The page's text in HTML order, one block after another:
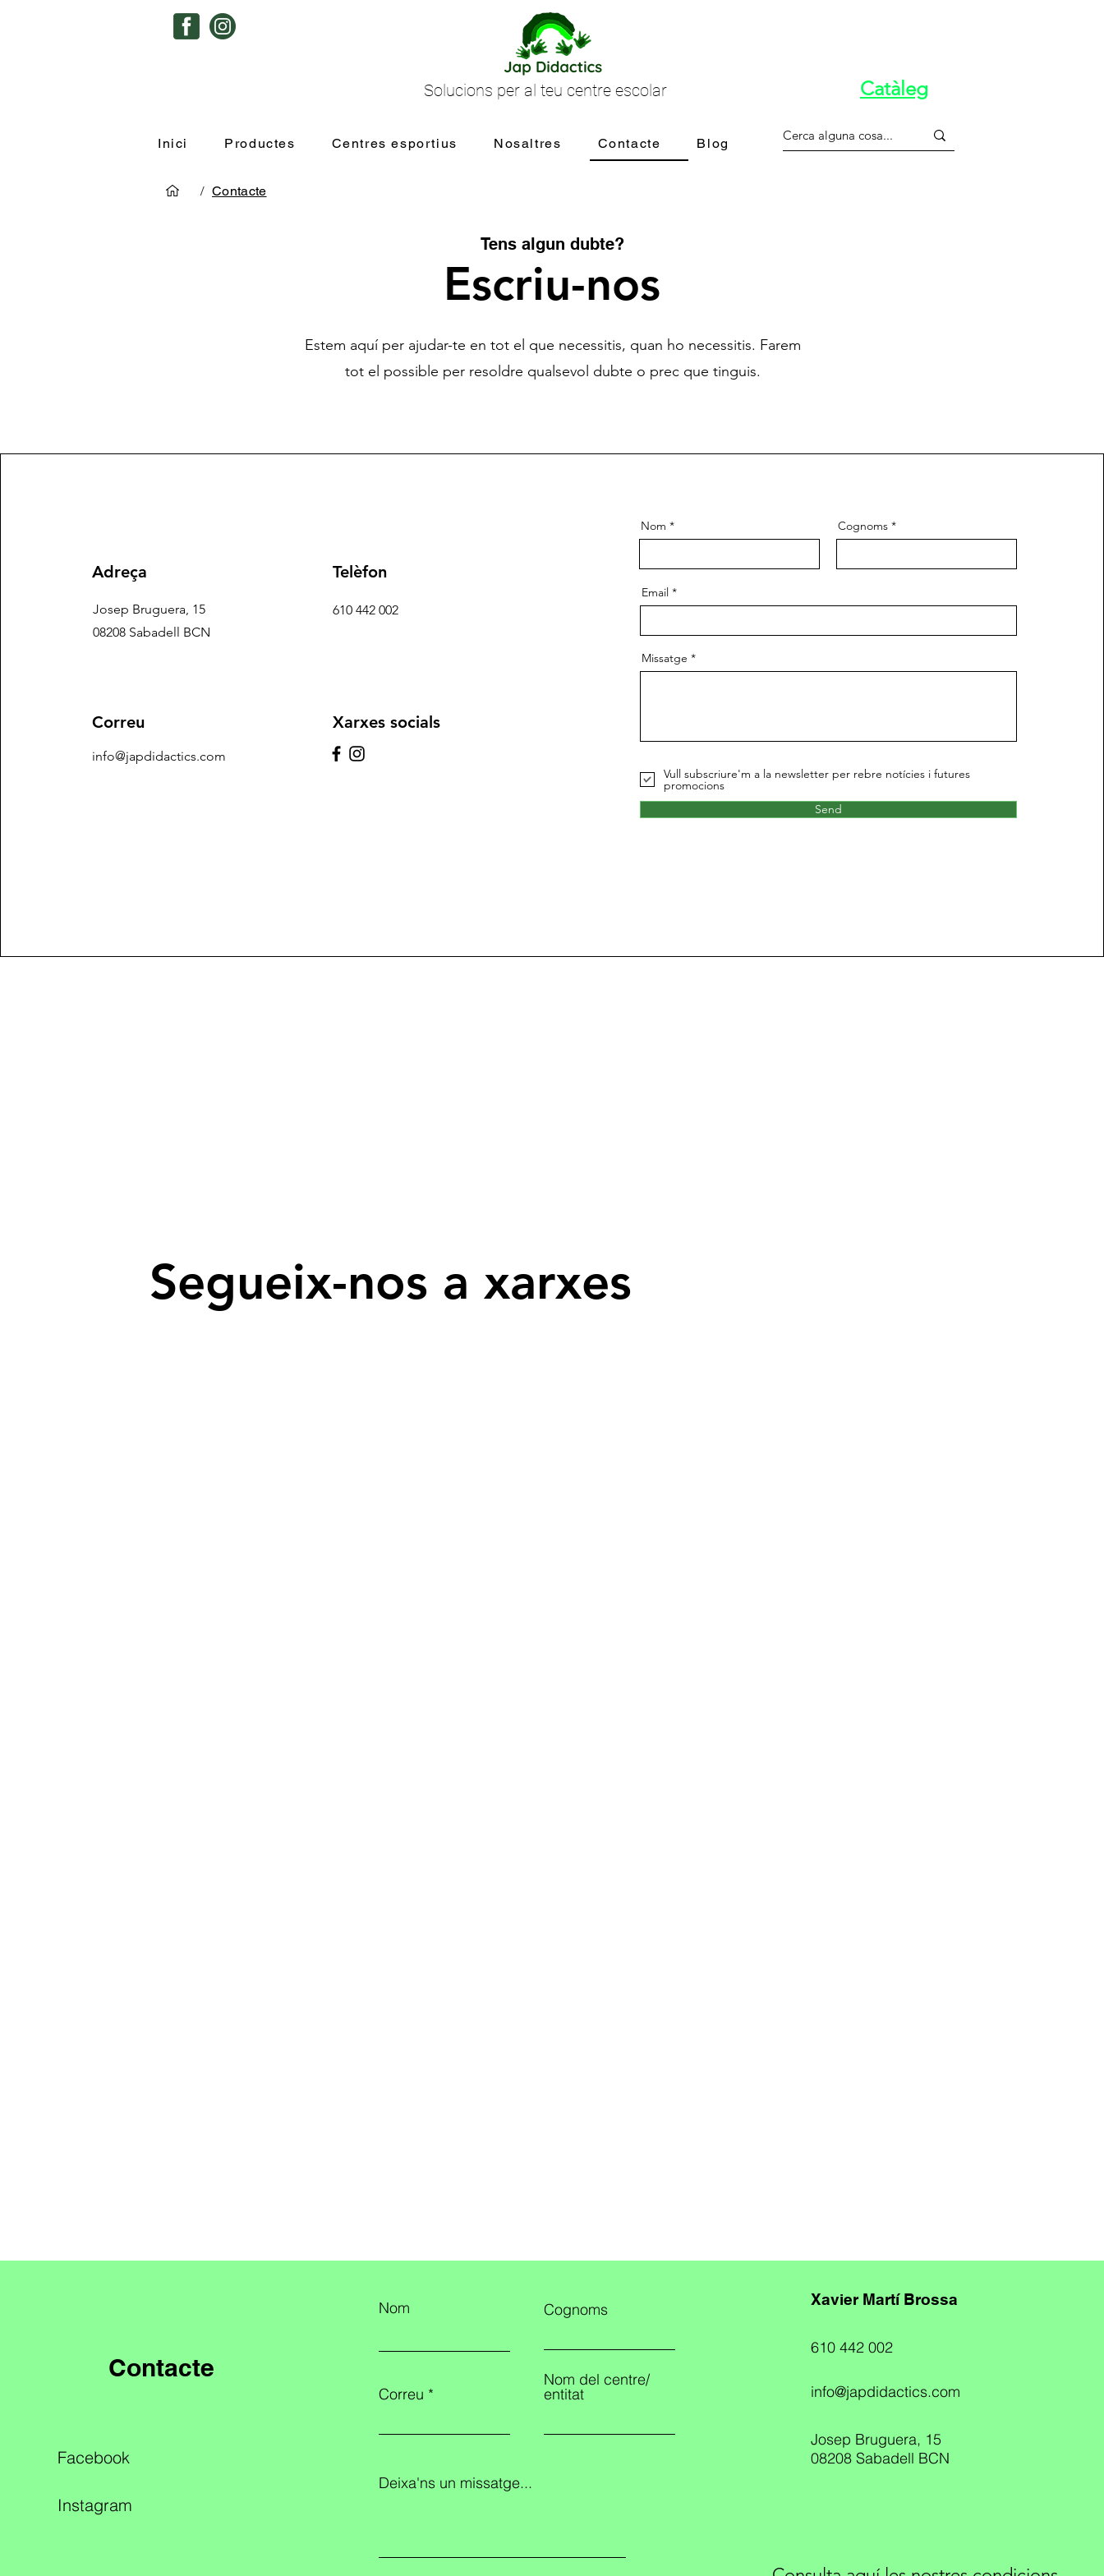
Solucions per al teu centre escolar
Inici Productes Centres esportius Nosaltres Contacte Blog
Catàleg
/ Contacte
Tens algun dubte?
Escriu-nos
Estem aquí per ajudar-te en tot el que necessitis, quan ho necessitis. Farem
tot el possible per resoldre qualsevol dubte o prec que tinguis.
Adreça
Josep Bruguera, 15
08208 Sabadell BCN
Correu
info@japdidactics.com
Telèfon
610 442 002
Xarxes socials
Nom Cognoms
Email
Missatge
Vull subscriure'm a la newsletter per rebre notícies i futures
promocions
Send
Segueix-nos a xarxes
Contacte
Facebook
Instagram
Nom Cognoms
Correu
Nom del centre/
entitat
Deixa'ns un missatge...
Xavier Martí Brossa
610 442 002
info@japdidactics.com
Josep Bruguera, 15
08208 Sabadell BCN